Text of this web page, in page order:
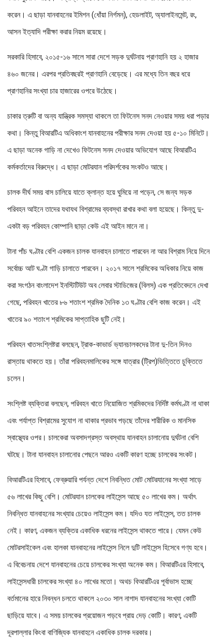
করেন। এ ছাড়া যানবাহনের ইমিশন (ধোঁয়া নির্গমন), হেডলাইট, অ্যালাইনমেন্ট, রং,
আসন ইত্যাদি পরীক্ষা করার নিয়ম রয়েছে।
সরকারি হিসাবে, ২০১৫-১৬ সালে সারা দেশে সড়ক দুর্ঘটনায় প্রাণহানি হয় ২ হাজার
৪৬০ জনের। এরপর প্রতিবছরই প্রাণহানি বেড়েছে। এর মধ্যে তিন বছর ধরে
প্রাণহানির সংখ্যা চার হাজারের ওপরে উঠেছে।
চাকার ত্রুটি বা অন্য যান্ত্রিক সমস্যা থাকলে তা ফিটনেস সনদ নেওয়ার সময় ধরা পড়ার
কথা। কিন্তু বিআরটিএ অধিকাংশ যানবাহনের পরীক্ষার সনদ দেওয়া হয় ৫-১০ মিনিটে।
এ ছাড়া অনেক গাড়ি না দেখেও ফিটনেস সনদ দেওয়ার অভিযোগ আছে বিআরটিএ
কর্মকর্তাদের বিরুদ্ধে। এ ছাড়া মোটরযান পরিদর্শকের সংকটও আছে।
চালক দীর্ঘ সময় বাস চালিয়ে যাতে ক্লান্ত হয়ে ঘুমিয়ে না পড়েন, সে জন্য সড়ক
পরিবহন আইনে তাদের যথাযথ বিশ্রামের ব্যবস্থা রাখার কথা বলা হয়েছে। কিন্তু দু-
একটা বড় পরিবহন কোম্পানি ছাড়া কেউ এই আইন মানে না।
টানা পাঁচ ঘণ্টার বেশি একজন চালক যানবাহন চালাতে পারবেন না আর বিশ্রাম নিয়ে দিনে
সর্বোচ্চ আট ঘণ্টা গাড়ি চালাতে পারবেন। ২০১৭ সালে শ্রমিকের অধিকার নিয়ে কাজ
করা সংগঠন বাংলাদেশ ইনস্টিটিউট অব লেবার স্টাডিজের (বিলস) এক প্রতিবেদনে দেখা
গেছে, পরিবহন খাতের ৮৬ শতাংশ শ্রমিক দৈনিক ১৩ ঘণ্টার বেশি কাজ করেন। এই
খাতের ৯০ শতাংশ শ্রমিকের সাপ্তাহিক ছুটি নেই।
পরিবহন খাতসংশ্লিষ্টরা বলছেন, ট্রাক-কাভার্ড ভ্যানচালকদের টানা দু-তিন দিনও
রাস্তায় থাকতে হয়। তাঁরা পরিবহনমালিকের সঙ্গে যাত্রার (ট্রিপ)ভিত্তিতে চুক্তিতে
চলেন।
সংশ্লিষ্ট ব্যক্তিরা বলছেন, পরিবহন খাতে নিয়োজিত শ্রমিকদের নির্দিষ্ট কর্মঘণ্টা না থাকা
এবং পর্যাপ্ত বিশ্রামের সুযোগ না থাকার প্রভাব পড়ছে তাঁদের শারীরিক ও মানসিক
স্বাস্থ্যের ওপর। চালকেরা অবসাদগ্রস্ত অবস্থায় যানবাহন চালানোয় দুর্ঘটনা বেশি
ঘটছে। টানা যানবাহন চালানোর পেছনে আরও একটি কারণ হচ্ছে চালকের সংকট।
বিআরটিএর হিসাবে, ফেব্রুয়ারি পর্যন্ত দেশে নিবন্ধিত মোট মোটরযানের সংখ্যা সাড়ে
৫৬ লাখের কিছু বেশি। মোটরযান চালকের লাইসেন্স আছে ৫০ লাখের কম। অর্থাৎ
নিবন্ধিত যানবাহনের সংখ্যার চেয়েও লাইসেন্স কম। যদিও যত লাইসেন্স, তত চালক
নেই। কারণ, একজন ব্যক্তির একাধিক ধরনের লাইসেন্স থাকতে পারে। যেমন কেউ
মোটরসাইকেল এবং হালকা যানবাহনের লাইসেন্স নিলে দুটি লাইসেন্স হিসেবে গণ্য হবে।
এ বিবেচনায় দেশে যানবাহনের চেয়ে চালকের সংখ্যা অনেক কম। বিআরটিএর হিসাবে,
লাইসেন্সধারী চালকের সংখ্যা ৪০ লাখের মতো। অথচ বিআরটিএর পূর্বাভাস হচ্ছে
বর্তমানের হারে নিবন্ধন চলতে থাকলে ২০৩০ সাল নাগাদ যানবাহনের সংখ্যা কোটি
ছাড়িয়ে যাবে। এ সময় চালকের প্রয়োজন পড়বে প্রায় দেড় কোটি। কারণ, একটি
দূরপাল্লার কিংবা বাণিজ্যিক যানবাহনে একাধিক চালক দরকার।